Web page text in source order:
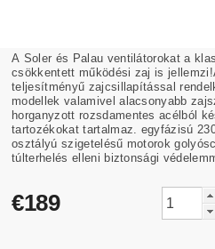
A Soler és Palau ventilátorokat a
csökkentett működési zaj is
teljesítményű zajcsillapítással
modellek valamivel alacsonyabb
horganyzott rozsdamentes acélból
tartozékokat tartalmaz. egyfázisú
osztályú szigetelésű motorok
túlterhelés elleni biztonsági
€189